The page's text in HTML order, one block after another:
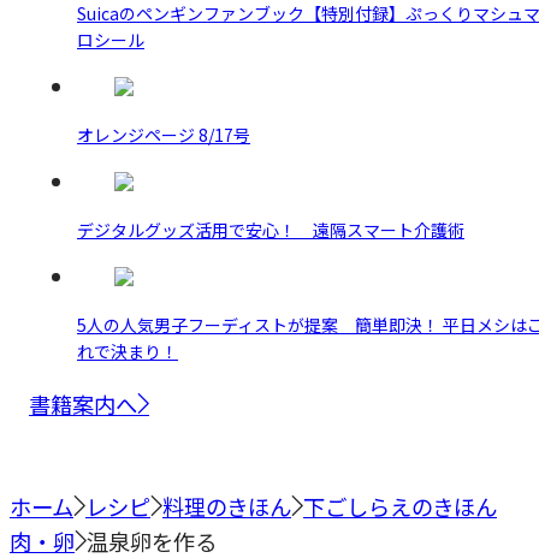
Suicaのペンギンファンブック【特別付録】ぷっくりマシュマ
ロシール
オレンジページ 8/17号
デジタルグッズ活用で安心！ 遠隔スマート介護術
5人の人気男子フーディストが提案 簡単即決！ 平日メシは
れで決まり！
書籍案内へ
ホーム レシピ 料理のきほん 下ごしらえのきほん
肉・卵 温泉卵を作る